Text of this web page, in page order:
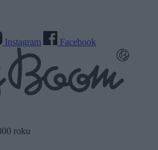
Instagram Facebook
roku